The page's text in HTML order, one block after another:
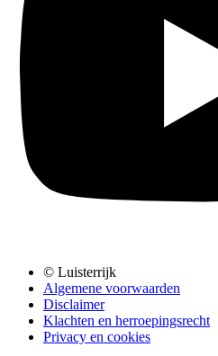
© Luisterrijk
Algemene voorwaarden
Disclaimer
Klachten en herroepingsrecht
Privacy en cookies